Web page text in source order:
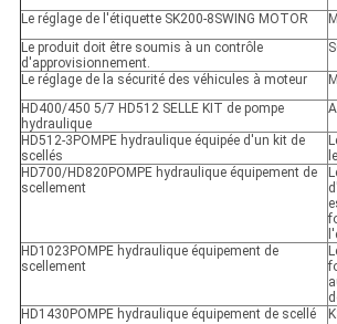
Le réglage de l'étiquette SK200-8SWING MOTOR
Le produit doit être soumis à un contrôle
d'approvisionnement.
Le réglage de la sécurité des véhicules à moteur
HD400/450 5/7 HD512 SELLE KIT de pompe
hydraulique
HD512-3POMPE hydraulique équipée d'un kit de
scellés
HD700/HD820POMPE hydraulique équipement de
scellement
HD1023POMPE hydraulique équipement de
scellement
HD1430POMPE hydraulique équipement de scellé